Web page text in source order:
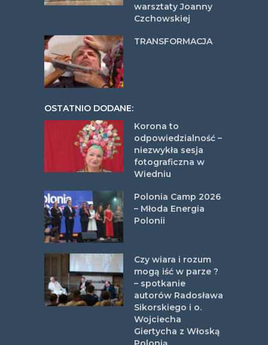
warsztaty Joanny
Czchowskiej
TRANSFORMACJA
OSTATNIO DODANE:
Korona to
odpowiedzialność –
niezwykła sesja
fotograficzna w
Wiedniu
Polonia Camp 2026
– Młoda Energia
Polonii
Czy wiara i rozum
mogą iść w parze ?
– spotkanie
autorów Radosława
Sikorskiego i o.
Wojciecha
Giertycha z Włoską